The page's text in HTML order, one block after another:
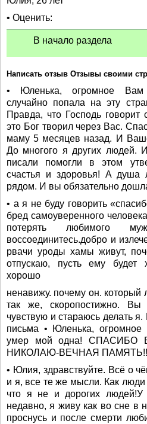
• Оценить:
В начало раздела
Написать отзыв Отзывы своими
• Юленька, огромное Вам
случайно попала на эту
Правда, что Господь
это Бог творил через Вас.
маму 5 месяцев назад. И
До многого я других людей.
писали помогли в этом
счастья и здоровья! А душа
рядом. И вы обязательно
• а я не буду говорить
бред самоуверенного
потерять любимого
воссоединитесь.добро и
рвачи уроды хамы живут,
отпускаю, пусть ему будет
хорошо
ненавижу. почему он.
так же, скоропостижно. Вы
чувствую и стараюсь делать
письма • Юленька, огромное
умер мой одна!
НИКОЛАЮ-ВЕЧНАЯ
• Юлия, здравствуйте. Всё о
и я, все те же мысли. Как люди
что я не и дорогих
недавно, я живу как во сне в
проснусь и после смерти